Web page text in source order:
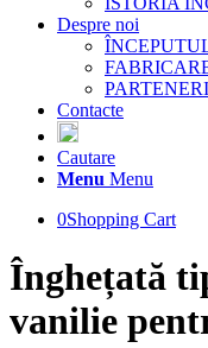
Despre noi
Contacte
Cautare
Menu Menu
0Shopping Cart
Înghețată
vanilie